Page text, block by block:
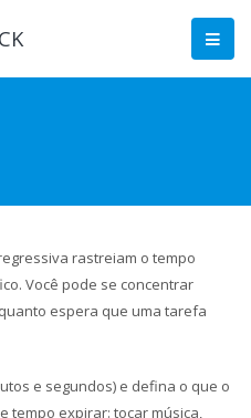
rastreiam o tempo
Você pode se concentrar
espera que uma tarefa
e segundos) e defina o que o
tempo expirar: tocar música,